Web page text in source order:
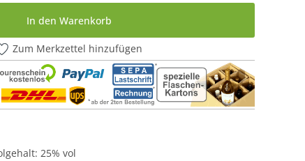
In den Warenkorb
Zum Merkzettel hinzufügen
25% vol